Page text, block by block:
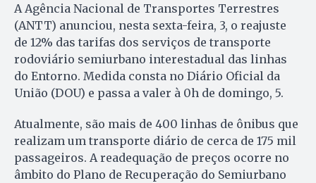
A Agência Nacional de Transportes Terrestres
(ANTT) anunciou, nesta sexta-feira, 3, o reajuste
de 12% das tarifas dos serviços de transporte
rodoviário semiurbano interestadual das linhas
do Entorno. Medida consta no Diário Oficial da
União (DOU) e passa a valer à 0h de domingo, 5.
Atualmente, são mais de 400 linhas de ônibus que
realizam um transporte diário de cerca de 175 mil
passageiros. A readequação de preços ocorre no
âmbito do Plano de Recuperação do Semiurbano